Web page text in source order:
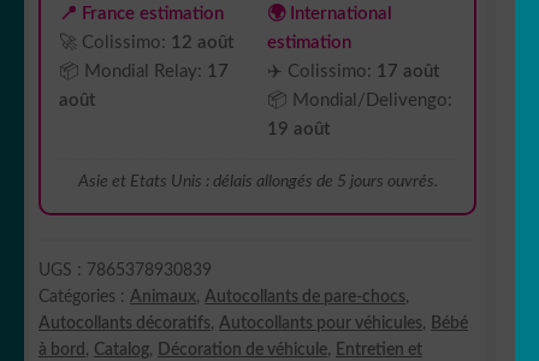
📍 France estimation
🚀 Colissimo: 12 août
📦 Mondial Relay: 17
août
🌍 International
estimation
✈️ Colissimo: 17 août
📦 Mondial/Delivengo:
19 août
Asie et Etats Unis : délais allongés de 5 jours ouvrés.
UGS : 7865378930839
Catégories : Animaux, Autocollants de pare-chocs,
Autocollants décoratifs, Autocollants pour véhicules, Bébé
à bord , Catalog, Décoration de véhicule, Entretien et